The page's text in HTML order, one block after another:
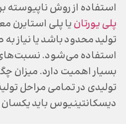
استفاده از روش ناپیوسته
پلی یورتانیا پلی استایرن
تولید محدود باشد یا نیاز
استفاده می‌شود.
بسیار اهمیت دارد. میزان
تولیدی در تمامی مراحل
دیسکانتینیوس باید